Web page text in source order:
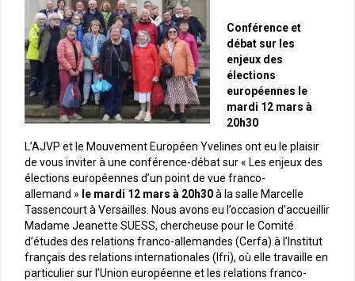
Conférence et
débat sur les
enjeux des
élections
européennes le
mardi 12 mars à
20h30
L’AJVP et le Mouvement Européen Yvelines ont eu le plaisir
de vous inviter à une conférence-débat sur « Les enjeux des
élections européennes d’un point de vue franco-
allemand » le mardi 12 mars à 20h30à la salle Marcelle
Tassencourt à Versailles. Nous avons eu l’occasion d’accueillir
Madame Jeanette SUESS, chercheuse pour le Comité
d’études des relations franco-allemandes (Cerfa) à l’Institut
français des relations internationales (Ifri), où elle travaille en
particulier sur l’Union européenne et les relations franco-